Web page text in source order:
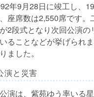
年9月28日に竣工し、
座席数は2,550席です
2段式となり次回公演
ることなどが挙げられ
ました。
演と災害
演は、紫苑ゆう率いる